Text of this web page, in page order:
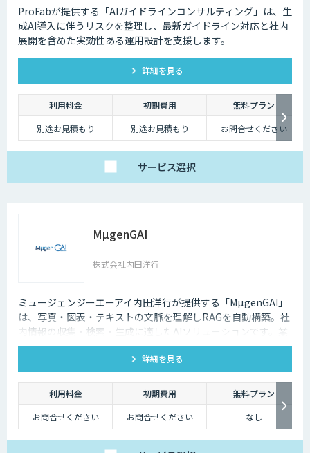
ProFabが提供する「AIガイドラインコンサルティング」は、生
成AI導入に伴うリスクを整理し、最新ガイドライン対応と社内
展開を含めた実効性ある運用設計を支援します。
詳細を見る
利用料金 初期費用
無料プラン
別途お見積もり
別途お見積もり お問合せください
サービス選択
MµgenGAI
株式会社内田洋行
ミュージェンジーエーアイ内田洋行が提供する「MµgenGAI」
は、写真・図表・テキストの文脈を理解しRAGを自動構築。社
内情報の収集・検索・生成に適したAIソリューションです。業
種を問わず業務効率とナレッジ活用を支援します。
詳細を見る
利用料金 初期費用
無料プラン
お問合せください
お問合せください なし